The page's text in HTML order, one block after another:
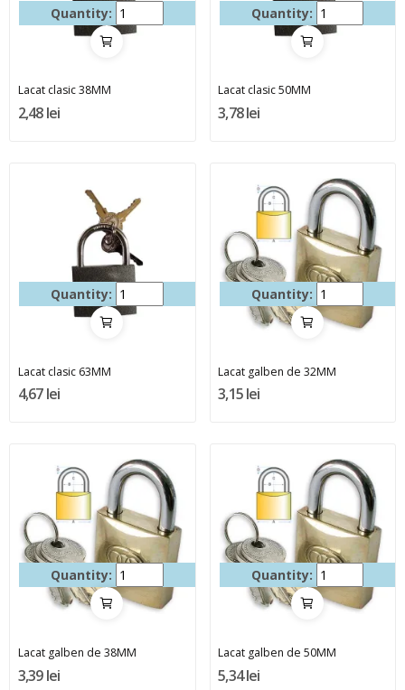
Quantity:
Lacat clasic 38MM
2,48 lei
Quantity:
Lacat clasic 50MM
3,78 lei
Quantity:
Lacat clasic 63MM
4,67 lei
Quantity:
Lacat galben de 32MM
3,15 lei
Quantity:
Lacat galben de 38MM
3,39 lei
Quantity:
Lacat galben de 50MM
5,34 lei